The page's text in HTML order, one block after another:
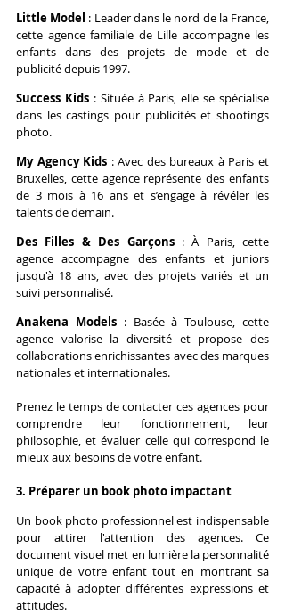
Little Model : Leader dans le nord de la France,
cette agence familiale de Lille accompagne les
enfants dans des projets de mode et de
publicité depuis 1997.
Success Kids : Située à Paris, elle se spécialise
dans les castings pour publicités et shootings
photo.
My Agency Kids : Avec des bureaux à Paris et
Bruxelles, cette agence représente des enfants
de 3 mois à 16 ans et s’engage à révéler les
talents de demain.
Des Filles & Des Garçons : À Paris, cette
agence accompagne des enfants et juniors
jusqu'à 18 ans, avec des projets variés et un
suivi personnalisé.
Anakena Models : Basée à Toulouse, cette
agence valorise la diversité et propose des
collaborations enrichissantes avec des marques
nationales et internationales.
Prenez le temps de contacter ces agences pour
comprendre leur fonctionnement, leur
philosophie, et évaluer celle qui correspond le
mieux aux besoins de votre enfant.
3. Préparer un book photo impactant
Un book photo professionnel est indispensable
pour attirer l'attention des agences. Ce
document visuel met en lumière la personnalité
unique de votre enfant tout en montrant sa
capacité à adopter différentes expressions et
attitudes.